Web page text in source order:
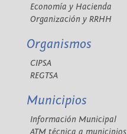
Economía y Hacienda
Organización y RRHH
Organismos
CIPSA
REGTSA
Municipios
Información Municipal
ATM técnica a municipios